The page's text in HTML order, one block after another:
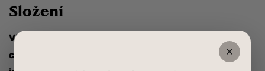
Složení
Všechny naše výrobky jsou vyráběny pouze z
certifikovaných organických a přírodních